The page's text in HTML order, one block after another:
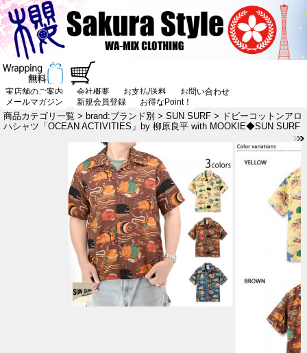
実店舗のご案内 会社概要 お支払/送料
お問い合わせ
メールマガジン
新規会員登録 お得なPoint！
商品カテゴリ一覧 > brand:ブランド別 > SUN SURF > ドビーコットンアロ
ハシャツ「OCEAN ACTIVITIES」by 柳原良平 with MOOKIE◆SUN SURF